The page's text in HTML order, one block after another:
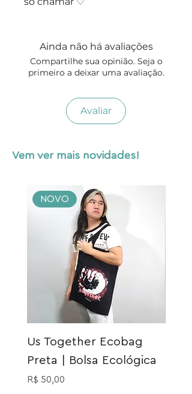
Ainda não há avaliações
Compartilhe sua opinião. Seja o
primeiro a deixar uma avaliação.
Avaliar
Vem ver mais novidades!
NOVO
Us Together Ecobag
Preta | Bolsa Ecológica
Preço
R$ 50,00